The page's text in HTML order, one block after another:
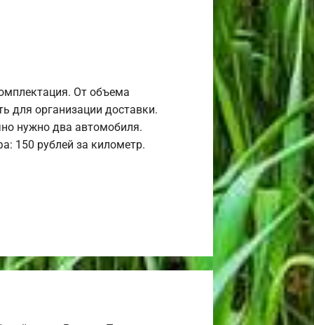
От объема
для организации доставки.
нужно два автомобиля.
150 рублей за километр.